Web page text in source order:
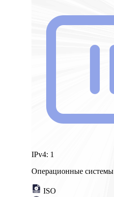
IPv4: 1
Операционные системы
ISO